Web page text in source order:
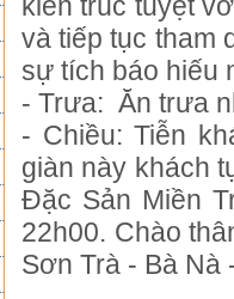
và tiếp tục tham
sự tích báo hiếu
- Trưa: Ăn trưa
- Chiều: Tiễn
giàn này khách
Đặc Sản Miền
22h00. Chào
Sơn Trà - Bà Nà